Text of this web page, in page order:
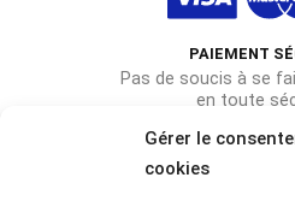
Gérer le
cookies
PAIEMENT
Pas de soucis à se
en toute